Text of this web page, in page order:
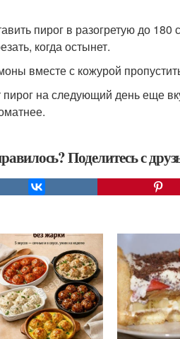
пирог в разогретую до 180
когда остынет.
вместе с кожурой
пирог на следующий день еще
Поделитесь с